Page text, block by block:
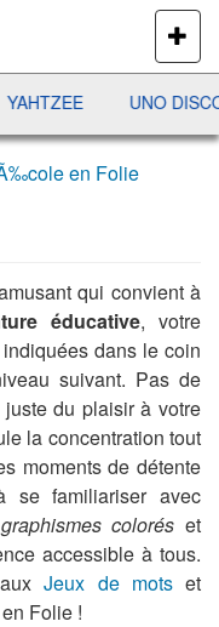
PLUS
DE
JEUX
YAHTZEE UNO DISCO
en Folie
qui convient à
éducative, votre
indiquées dans le coin
suivant. Pas de
du plaisir à votre
la concentration tout
moments de détente
familiariser avec
graphismes colorés et
accessible à tous.
auxJeux de motset
Folie !